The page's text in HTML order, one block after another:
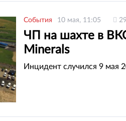
События 10 мая, 11:05
ЧП на шахте в
Minerals
Инцидент случился 9 мая